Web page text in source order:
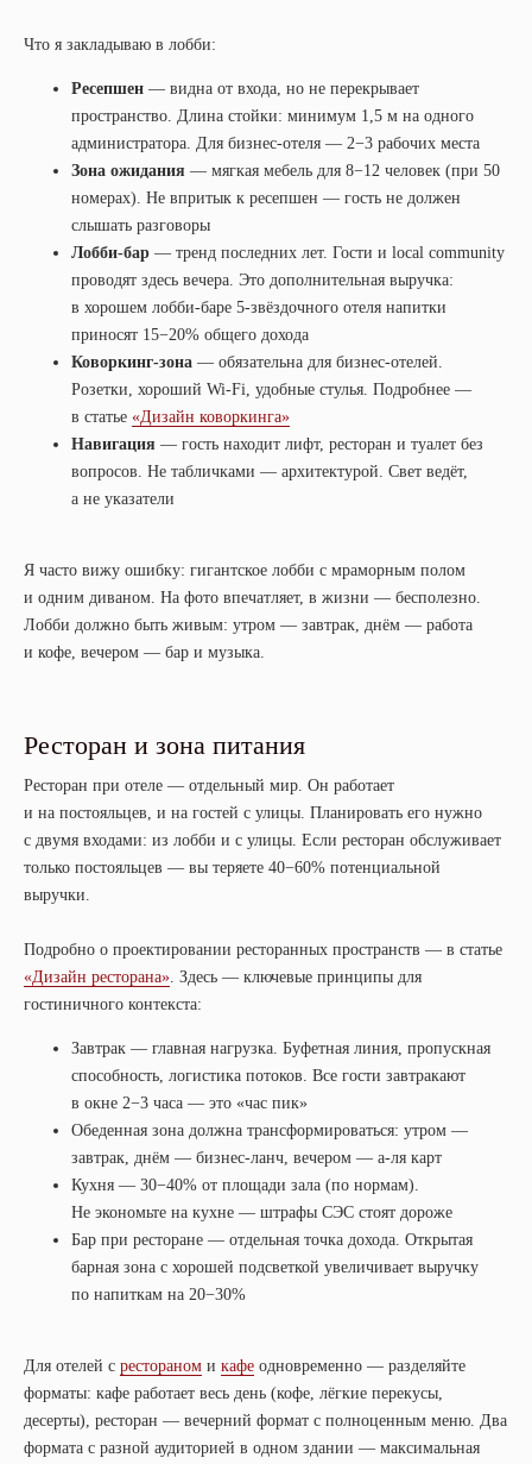
Что я закладываю в лобби:
Ресепшен — видна от входа, но не перекрывает
пространство. Длина стойки: минимум 1,5 м на одного
администратора. Для бизнес-отеля — 2−3 рабочих места
Зона ожидания — мягкая мебель для 8−12 человек (при 50
номерах). Не впритык к ресепшен — гость не должен
слышать разговоры
Лобби-бар — тренд последних лет. Гости и local community
проводят здесь вечера. Это дополнительная выручка:
в хорошем лобби-баре 5-звёздочного отеля напитки
приносят 15−20% общего дохода
Коворкинг-зона — обязательна для бизнес-отелей.
Розетки, хороший Wi-Fi, удобные стулья. Подробнее —
в статье «Дизайн коворкинга»
Навигация — гость находит лифт, ресторан и туалет без
вопросов. Не табличками — архитектурой. Свет ведёт,
а не указатели
Я часто вижу ошибку: гигантское лобби с мраморным полом
и одним диваном. На фото впечатляет, в жизни — бесполезно.
Лобби должно быть живым: утром — завтрак, днём — работа
и кофе, вечером — бар и музыка.
Ресторан и зона питания
Ресторан при отеле — отдельный мир. Он работает
и на постояльцев, и на гостей с улицы. Планировать его нужно
с двумя входами: из лобби и с улицы. Если ресторан обслуживает
только постояльцев — вы теряете 40−60% потенциальной
выручки.
Подробно о проектировании ресторанных пространств — в статье
«Дизайн ресторана» . Здесь — ключевые принципы для
гостиничного контекста:
Завтрак — главная нагрузка. Буфетная линия, пропускная
способность, логистика потоков. Все гости завтракают
в окне 2−3 часа — это «час пик»
Обеденная зона должна трансформироваться: утром —
завтрак, днём — бизнес-ланч, вечером — а-ля карт
Кухня — 30−40% от площади зала (по нормам).
Не экономьте на кухне — штрафы СЭС стоят дороже
Бар при ресторане — отдельная точка дохода. Открытая
барная зона с хорошей подсветкой увеличивает выручку
по напиткам на 20−30%
Для отелей с рестораном и кафе одновременно — разделяйте
форматы: кафе работает весь день (кофе, лёгкие перекусы,
десерты), ресторан — вечерний формат с полноценным меню. Два
формата с разной аудиторией в одном здании — максимальная